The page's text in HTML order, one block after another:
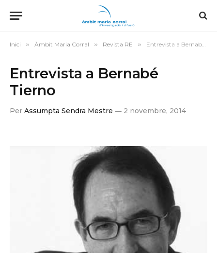
Inici » Àmbit Maria Corral » Revista RE » Entrevista a Bernabé Tierno
Entrevista a Bernabé
Tierno
Per Assumpta Sendra Mestre 2 novembre, 2014